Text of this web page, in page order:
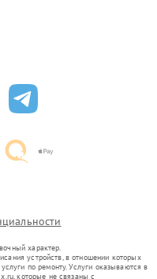
характер.
устройств, в отношении которых
по ремонту. Услуги оказываются в
которые не связаны с